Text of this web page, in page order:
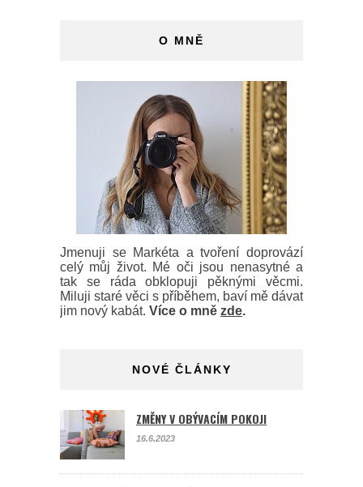
O MNĚ
Jmenuji se Markéta a tvoření doprovází
celý můj život. Mé oči jsou nenasytné a
tak se ráda obklopuji pěknými věcmi.
Miluji staré věci s příběhem, baví mě dávat
jim nový kabát. Více o mně zde.
NOVÉ ČLÁNKY
ZMĚNY V OBÝVACÍM POKOJI
16.6.2023